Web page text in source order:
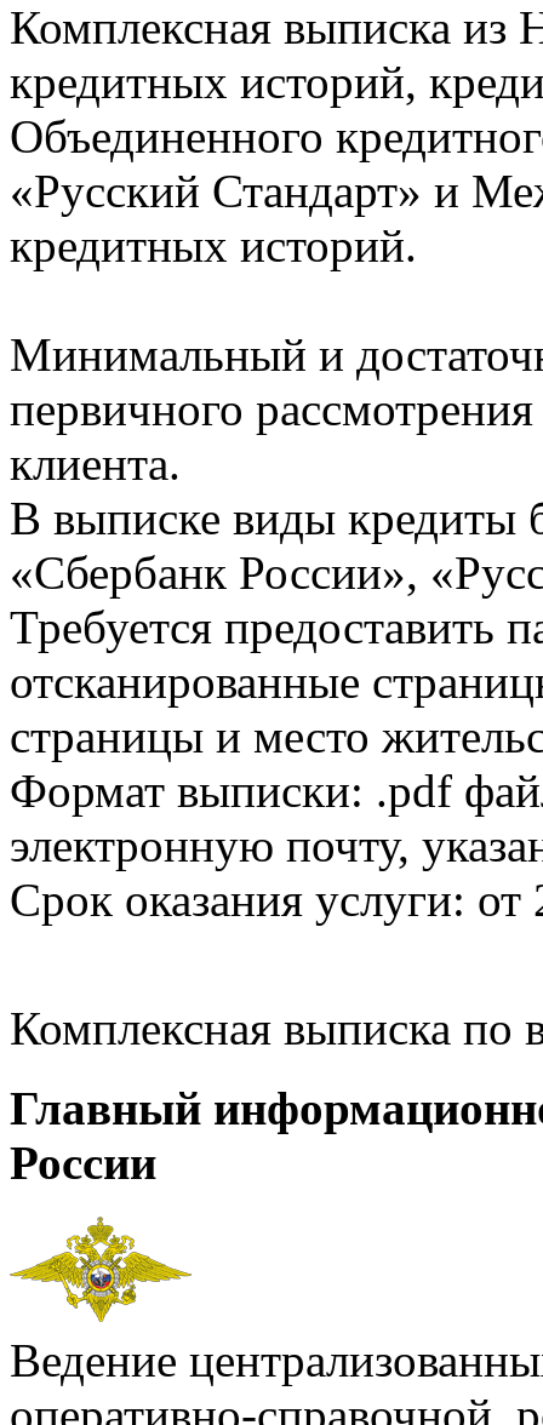
Комплексная выписка из
кредитных историй,
Объединенного
«Русский Стандарт» и
кредитных историй.
Минимальный и
первичного
клиента.
В выписке виды кредиты
«Сбербанк России»,
Требуется предоставить
отсканированные
страницы и место
Формат выписки: .pdf
электронную почту,
Срок оказания услуги: от
Комплексная выписка
Главный
России
Ведение
оперативно-справочной,